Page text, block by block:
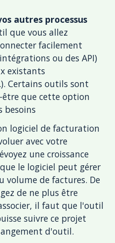
autres processus
que vous allez
facilement
ou des API)
existants
Certains outils sont
que cette option
besoins
logiciel de facturation
avec votre
une croissance
le logiciel peut gérer
volume de factures. De
de ne plus être
il faut que l'outil
suivre ce projet
d'outil.